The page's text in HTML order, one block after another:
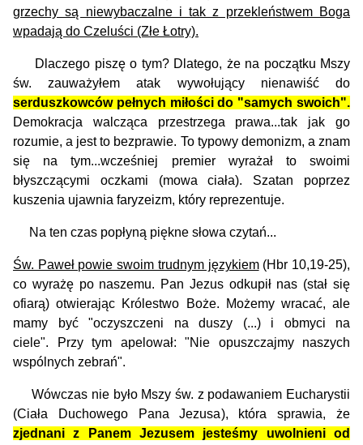
grzechy są niewybaczalne i tak z przekleństwem Boga
wpadają do Czeluści (Złe Łotry).
Dlaczego piszę o tym? Dlatego, że na początku Mszy
św. zauważyłem atak wywołujący nienawiść do
serduszkowców pełnych miłości do "samych swoich".
Demokracja walcząca przestrzega prawa...tak jak go
rozumie, a jest to bezprawie. To typowy demonizm, a znam
się na tym...wcześniej premier wyrażał to swoimi
błyszczącymi oczkami (mowa ciała). Szatan poprzez
kuszenia ujawnia faryzeizm, który reprezentuje.
Na ten czas popłyną piękne słowa czytań...
Św. Paweł powie swoim trudnym językiem(Hbr 10,19-25),
co wyrażę po naszemu. Pan Jezus odkupił nas (stał się
ofiarą) otwierając Królestwo Boże. Możemy wracać, ale
mamy być "oczyszczeni na duszy (...) i obmyci na
ciele". Przy tym apelował: "Nie opuszczajmy naszych
wspólnych zebrań".
Wówczas nie było Mszy św. z podawaniem Eucharystii
(Ciała Duchowego Pana Jezusa), która sprawia, że
zjednani z Panem Jezusem jesteśmy uwolnieni od